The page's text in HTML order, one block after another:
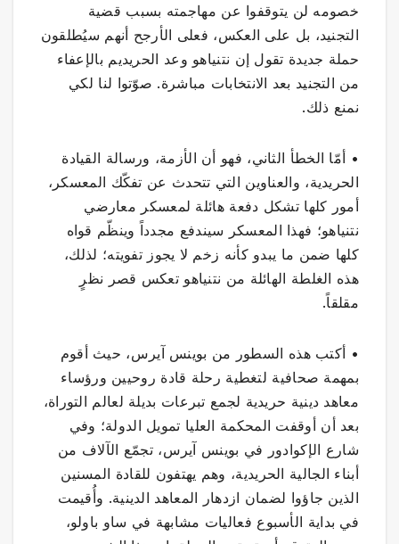
خصومه لن يتوقفوا عن مهاجمته بسبب قضية
التجنيد، بل على العكس، فعلى الأرجح أنهم سيُطلقون
حملة جديدة تقول إن نتنياهو وعد الحريديم بالإعفاء
من التجنيد بعد الانتخابات مباشرة. صوّتوا لنا لكي
نمنع ذلك.
• أمّا الخطأ الثاني، فهو أن الأزمة، ورسالة القيادة
الحريدية، والعناوين التي تتحدث عن تفكّك المعسكر،
أمور كلها تشكل دفعة هائلة لمعسكر معارضي
نتنياهو؛ فهذا المعسكر سيندفع مجدداً وينظّم قواه
كلها ضمن ما يبدو كأنه زخم لا يجوز تفويته؛ لذلك،
هذه الغلطة الهائلة من نتنياهو تعكس قصر نظرٍ
مقلقاً.
• أكتب هذه السطور من بوينس آيرس، حيث أقوم
بمهمة صحافية لتغطية رحلة قادة روحيين ورؤساء
معاهد دينية حريدية لجمع تبرعات بديلة لعالم التوراة،
بعد أن أوقفت المحكمة العليا تمويل الدولة؛ وفي
شارع الإكوادور في بوينس آيرس، تجمّع الآلاف من
أبناء الجالية الحريدية، وهم يهتفون للقادة المسنين
الذين جاؤوا لضمان ازدهار المعاهد الدينية. وأُقيمت
في بداية الأسبوع فعاليات مشابهة في ساو باولو،